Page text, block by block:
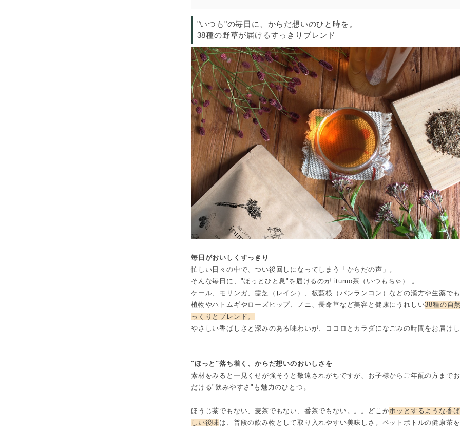
"いつも"の毎日に、からだ想いのひと時を。
38種の野草が届けるすっきりブレンド
毎日がおいしくすっきり
忙しい日々の中で、つい後回しになってしまう「からだの声」。
そんな毎日に、"ほっとひと息"を届けるのが itumo茶（いつもちゃ） 。
ケール、モリンガ、霊芝（レイシ）、板藍根（バンランコン）などの漢方や生薬で
植物やハトムギやローズヒップ、ノニ、長命草など美容と健康にうれしい38種の自
っくりとブレンド。
やさしい香ばしさと深みのある味わいが、ココロとカラダになごみの時間をお届け
"ほっと"落ち着く、からだ想いのおいしさを
素材をみると一見くせが強そうと敬遠されがちですが、お子様からご年配の方まで
だける"飲みやすさ"も魅力のひとつ。
ほうじ茶でもない、麦茶でもない、番茶でもない。。。どこかホッとするような香
しい後味は、普段の飲み物として取り入れやすい美味しさ。ペットボトルの健康茶